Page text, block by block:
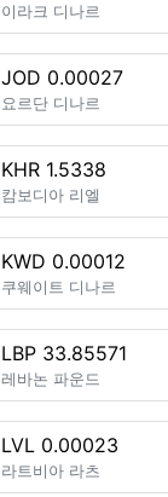
이라크 디나르
JOD 0.00027
요르단 디나르
KHR 1.5338
캄보디아 리엘
KWD 0.00012
쿠웨이트 디나르
LBP 33.85571
레바논 파운드
LVL 0.00023
라트비아 라츠